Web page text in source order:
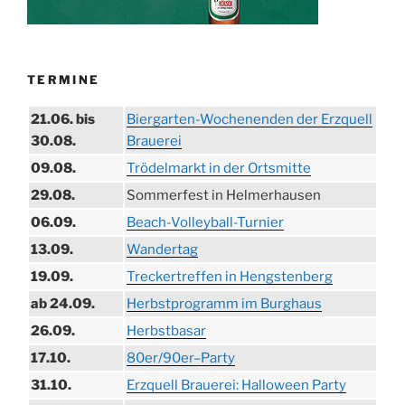
TERMINE
21.06. bis
30.08.
Biergarten-Wochenenden der Erzquell
Brauerei
09.08.
Trödelmarkt in der Ortsmitte
29.08.
Sommerfest in Helmerhausen
06.09.
Beach-Volleyball-Turnier
13.09.
Wandertag
19.09.
Treckertreffen in Hengstenberg
ab 24.09.
Herbstprogramm im Burghaus
26.09.
Herbstbasar
17.10.
80er/90er–Party
31.10.
Erzquell Brauerei: Halloween Party